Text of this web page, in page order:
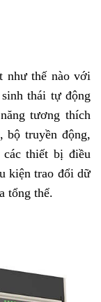
như thế nào với
thái tự động
tương thích
bộ truyền động,
thiết bị điều
kiện trao đổi dữ
tổng thể.